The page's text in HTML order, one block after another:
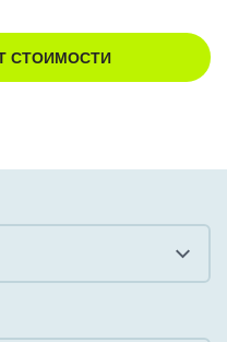
СТОИМОСТИ